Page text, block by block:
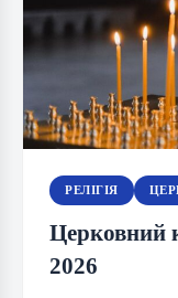
РЕЛІГІЯ
Церковний
2026